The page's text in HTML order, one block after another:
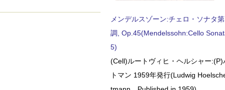
メンデルスゾーン:チェロ・ソナタ
調, Op.45(Mendelssohn:Cello
5)
(Cell)ルートヴィヒ・ヘルシャー
トマン 1959年発行(Ludwig